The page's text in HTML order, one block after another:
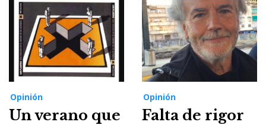
Opinión
Un verano que
Opinión
Falta de rigor